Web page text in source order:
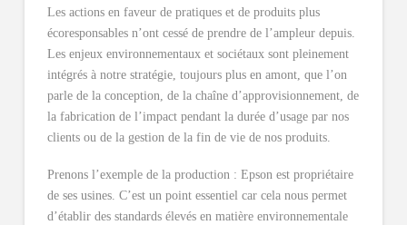
Les actions en faveur de pratiques et de produits plus
écoresponsables n’ont cessé de prendre de l’ampleur depuis.
Les enjeux environnementaux et sociétaux sont pleinement
intégrés à notre stratégie, toujours plus en amont, que l’on
parle de la conception, de la chaîne d’approvisionnement, de
la fabrication de l’impact pendant la durée d’usage par nos
clients ou de la gestion de la fin de vie de nos produits.
Prenons l’exemple de la production : Epson est propriétaire
de ses usines. C’est un point essentiel car cela nous permet
d’établir des standards élevés en matière environnementale